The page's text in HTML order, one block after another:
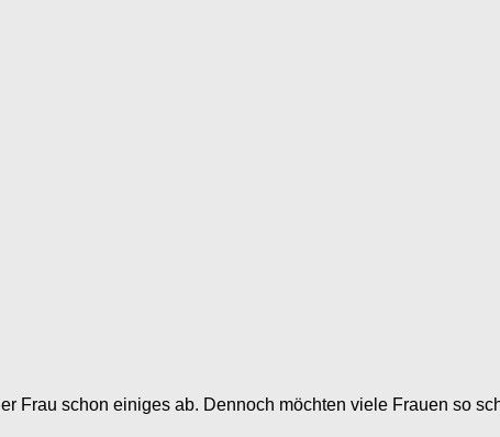
Frau schon einiges ab. Dennoch möchten viele Frauen so